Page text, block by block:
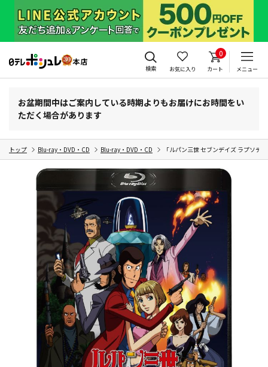
検索 お気に入り
0
カート メニュー
お盆期間中はご案内している時期よりもお届けにお時間をい
ただく場合があります
トップ Blu-ray・DVD・CD Blu-ray・DVD・CD 「ルパン三世 セブンデイズ ラプソデ